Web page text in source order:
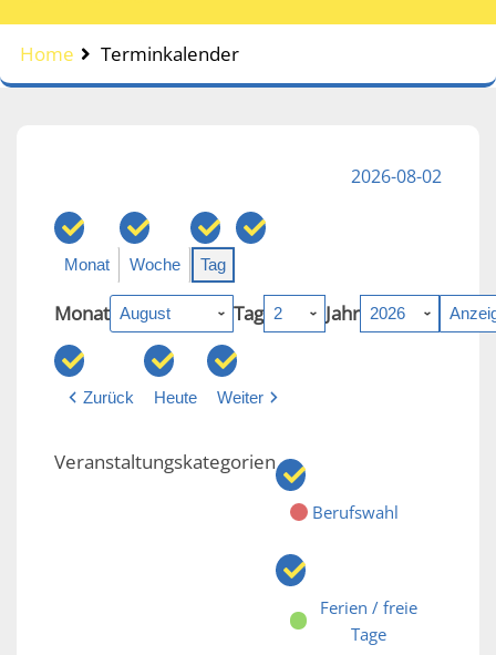
Home Terminkalender
2026-08-02
Monat Woche Tag
Monat Tag Jahr
Zurück Heute Weiter
Veranstaltungskategorien
Berufswahl
Ferien / freie
Tage